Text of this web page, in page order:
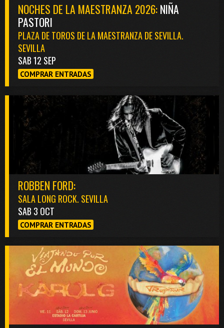
NOCHES DE LA MAESTRANZA 2026:NIÑA
PASTORI
PLAZA DE TOROS DE LA MAESTRANZA DE SEVILLA.
SEVILLA
SAB 12 SEP
COMPRAR ENTRADAS
ROBBEN FORD:
SALA LONG ROCK. SEVILLA
SAB 3 OCT
COMPRAR ENTRADAS